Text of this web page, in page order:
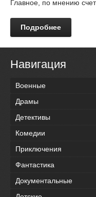
Главное, по мнению
Подробнее
Навигация
Военные
Драмы
Детективы
Комедии
Приключения
Фантастика
Документальные